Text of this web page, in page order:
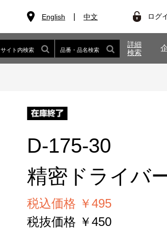
English 中文 ログ
サイト内検索 品番・品名検索
詳細
検索
D-175-30
精密ドライバ
税込価格 ￥495
税抜価格 ￥450